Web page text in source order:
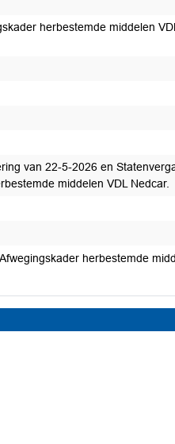
herbestemde middelen
van 22-5-2026 en
middelen VDL Nedcar.
herbestemde